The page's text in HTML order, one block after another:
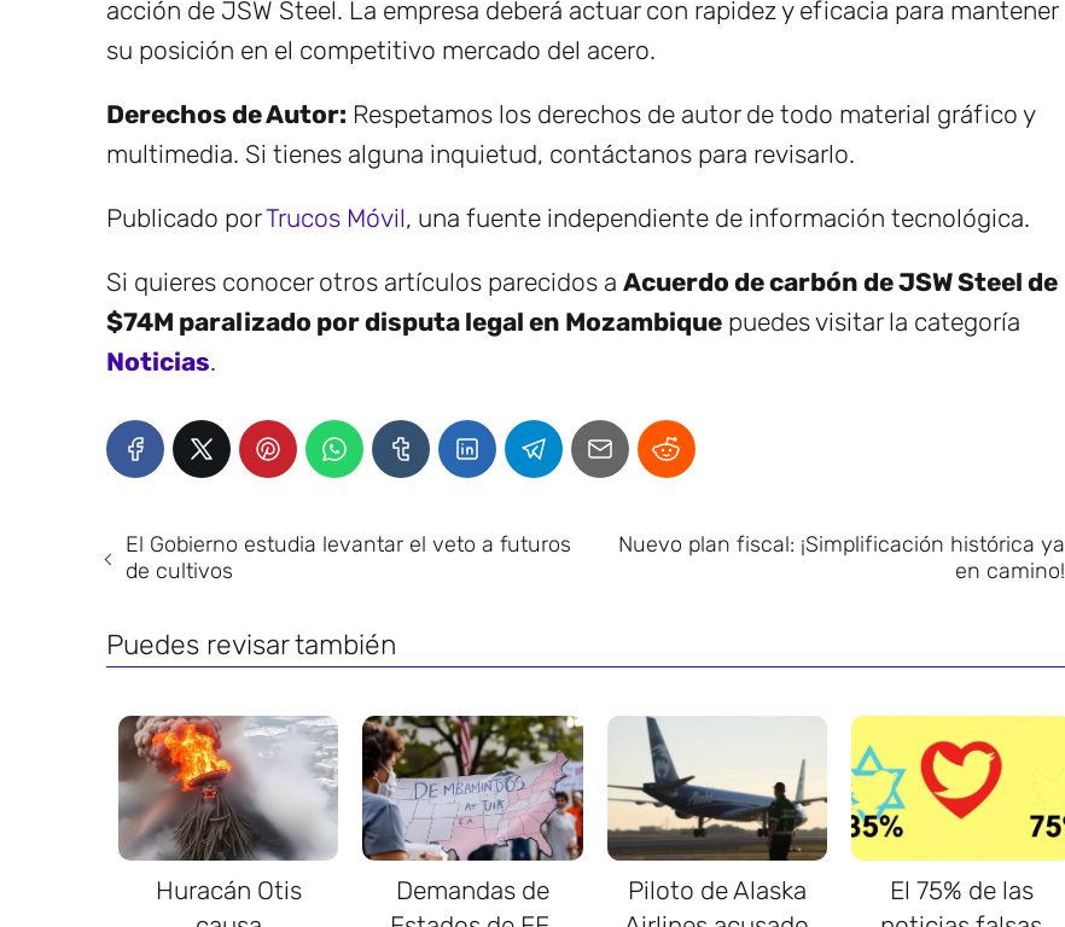
acción de JSW Steel. La empresa deberá actuar con rapidez y eficacia para mantener
su posición en el competitivo mercado del acero.
Derechos de Autor: Respetamos los derechos de autor de todo material gráfico y
multimedia. Si tienes alguna inquietud, contáctanos para revisarlo.
Publicado porTrucos Móvil, una fuente independiente de información tecnológica.
Si quieres conocer otros artículos parecidos a Acuerdo de carbón de JSW Steel de
$74M paralizado por disputa legal en Mozambique puedes visitar la categoría
Noticias.
El Gobierno estudia levantar el veto a futuros
de cultivos
Nuevo plan fiscal: ¡Simplificación histórica ya
en camino!
Puedes revisar también
Huracán Otis
Demandas de
Piloto de Alaska
El 75% de las